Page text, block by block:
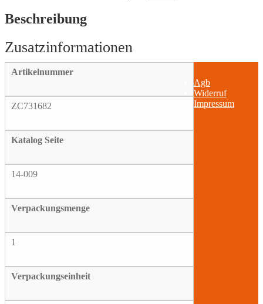
Up
Black
Beschreibung
Artikelnummer
ZC731682
Katalog Seite
14-009
Verpackungsmenge
1
Verpackungseinheit
Agb
Widerruf
Impressum